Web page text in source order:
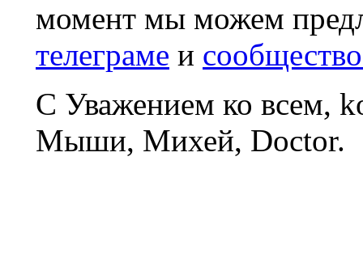
момент мы можем
телеграме и
С Уважением ко всем,
Мыши, Михей, Doctor.